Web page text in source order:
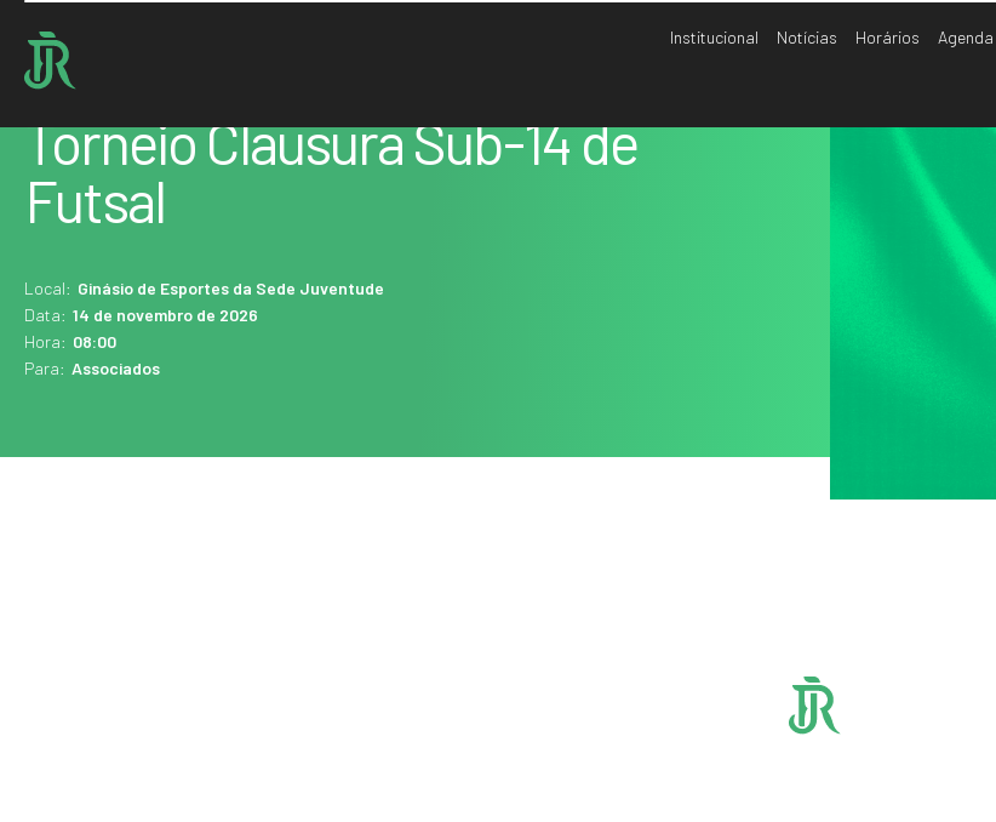
Institucional Notícias Horários Agenda
Home : Agenda
Torneio Clausura Sub-14 de
Futsal
Local: Ginásio de Esportes da Sede Juventude
Data: 14 de novembro de 2026
Hora: 08:00
Para: Associados